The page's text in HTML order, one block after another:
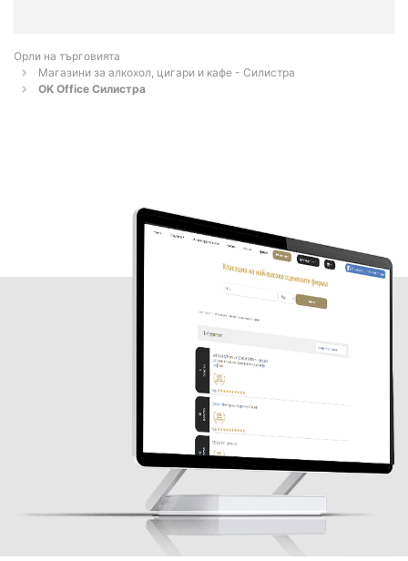
Орли на търговията
Магазини за алкохол, цигари и кафе - Силистра
OK Office Силистра